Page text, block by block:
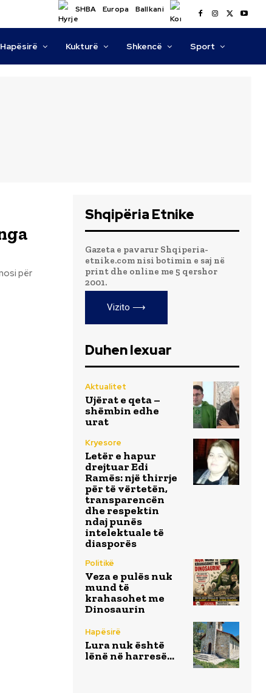
SHBA Europa Ballkani
Hapësirë Kukturë Shkencë Sport
për
Shqipëria Etnike
Gazeta e pavarur Shqiperia-
etnike.com nisi botimin e saj në
print dhe online me 5 qershor
2001.
Vizito ⟶
Duhen lexuar
Aktualitet
Ujërat e qeta –
shëmbin edhe
urat
Kryesore
Letër e hapur
drejtuar Edi
Ramës: një thirrje
për të vërtetën,
transparencën
dhe respektin
ndaj punës
intelektuale të
diasporës
Politikë
Veza e pulës nuk
mund të
krahasohet me
Dinosaurin
Hapësirë
Lura nuk është
lënë në harresë…